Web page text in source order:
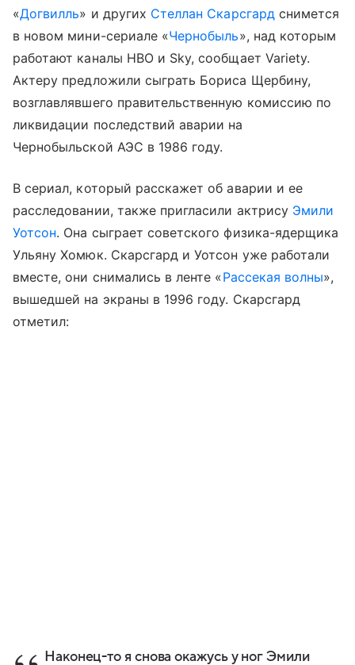
«Догвилль» и других Стеллан Скарсгардснимется
в новом мини-сериале «Чернобыль», над которым
работают каналы HBO и Sky, сообщает Variety.
Актеру предложили сыграть Бориса Щербину,
возглавлявшего правительственную комиссию по
ликвидации последствий аварии на
Чернобыльской АЭС в 1986 году.
В сериал, который расскажет об аварии и ее
расследовании, также пригласили актрису Эмили
Уотсон. Она сыграет советского физика-ядерщика
Ульяну Хомюк. Скарсгард и Уотсон уже работали
вместе, они снимались в ленте «Рассекая волны»,
вышедшей на экраны в 1996 году. Скарсгард
отметил:
Наконец-то я снова окажусь у ног Эмили